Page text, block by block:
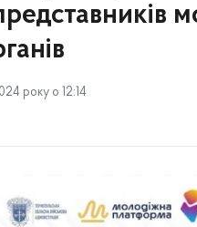
року о 12:14